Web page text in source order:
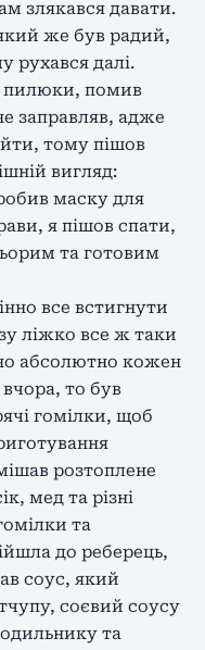
злякався давати.
же був радий,
рухався далі.
пилюки, помив
заправляв, адже
тому пішов
вигляд:
маску для
я пішов спати,
та готовим
все встигнути
ліжко все ж таки
абсолютно кожен
то був
гомілки, щоб
розтоплене
мед та різні
та
до реберець,
соус, який
соєвий соусу
та